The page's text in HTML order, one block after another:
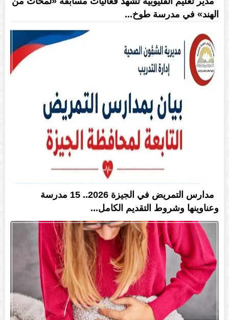
الهند» في مدرسة طوخ...
مدارس التمريض في الجيزة 2026.. 15 مدرسة
وعناوينها وشروط التقديم الكامل...